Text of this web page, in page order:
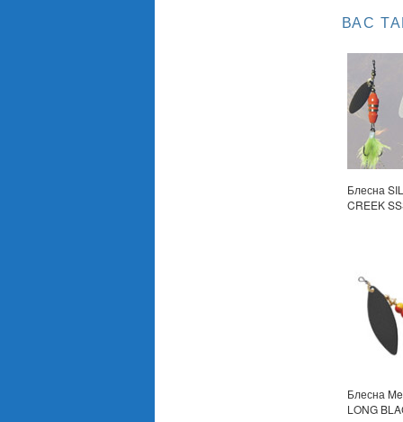
ВАС
Блесна
CREEK
Блесна
LONG